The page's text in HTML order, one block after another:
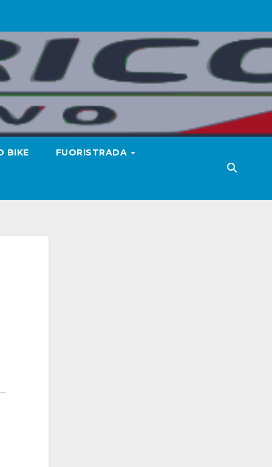
BIKE FUORISTRADA